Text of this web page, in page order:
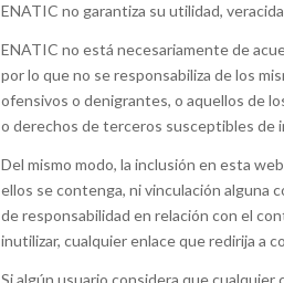
ENATIC no garantiza su utilidad,
ENATIC no está necesariamente de
por lo que no se responsabiliza de los
ofensivos o denigrantes, o aquellos de
o derechos de terceros susceptibles de
Del mismo modo, la inclusión en esta
ellos se contenga, ni vinculación alguna
de responsabilidad en relación con el
inutilizar, cualquier enlace que redirija a
Si algún usuario considera que